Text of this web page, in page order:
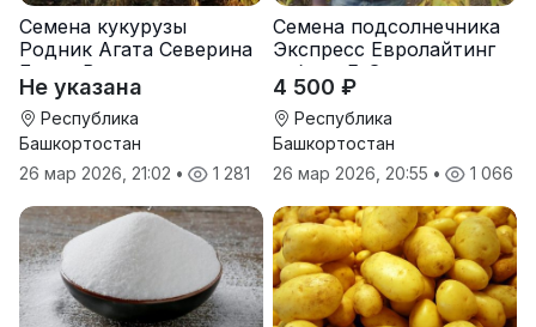
Семена кукурузы
Родник Агата Северина
Берта Вилора
Прохладненский Дарина
Росс Машук Катерина
Не указана
Республика
Башкортостан
26 мар 2026, 21:02 • 1 281
Семена подсолнечника
Экспресс Евролайтинг
гибрид F-G+
4 500 ₽
Республика
Башкортостан
26 мар 2026, 20:55 • 1 066